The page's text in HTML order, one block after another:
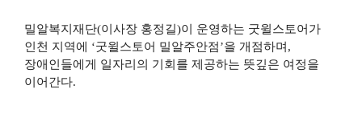
밀알복지재단(이사장 홍정길)이 운영하는 굿윌스토어가
인천 지역에 ‘굿윌스토어 밀알주안점’을 개점하며 ,
장애인들에게 일자리의 기회를 제공하는 뜻깊은 여정을
이어간다.